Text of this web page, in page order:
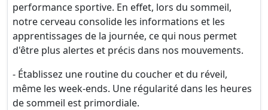
performance sportive. En effet, lors du sommeil,
notre cerveau consolide les informations et les
apprentissages de la journée, ce qui nous permet
d'être plus alertes et précis dans nos mouvements.
- Établissez une routine du coucher et du réveil,
même les week-ends. Une régularité dans les heures
de sommeil est primordiale.